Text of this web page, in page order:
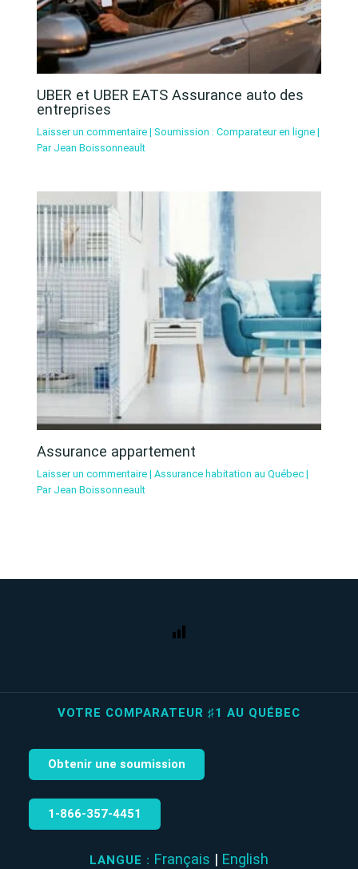
UBER et UBER EATS Assurance auto des
entreprises
Laisser un commentaire | Soumission : Comparateur en ligne|
Par Jean Boissonneault
Assurance appartement
Laisser un commentaire | Assurance habitation au Québec|
Par Jean Boissonneault
VOTRE COMPARATEUR ♯1 AU QUÉBEC
Obtenir une soumission
1‑866‑357‑4451
LANGUE : Français | English